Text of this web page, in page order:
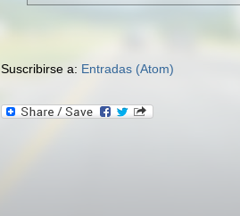
Suscribirse a: Entradas (Atom)